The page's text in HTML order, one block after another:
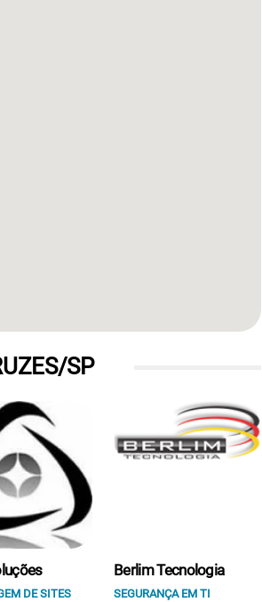
SP
DE SITES
Berlim Tecnologia
SEGURANÇA EM TI